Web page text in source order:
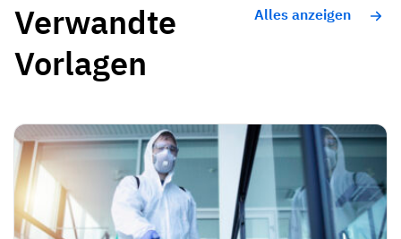
Verwandte
Vorlagen
Alles anzeigen